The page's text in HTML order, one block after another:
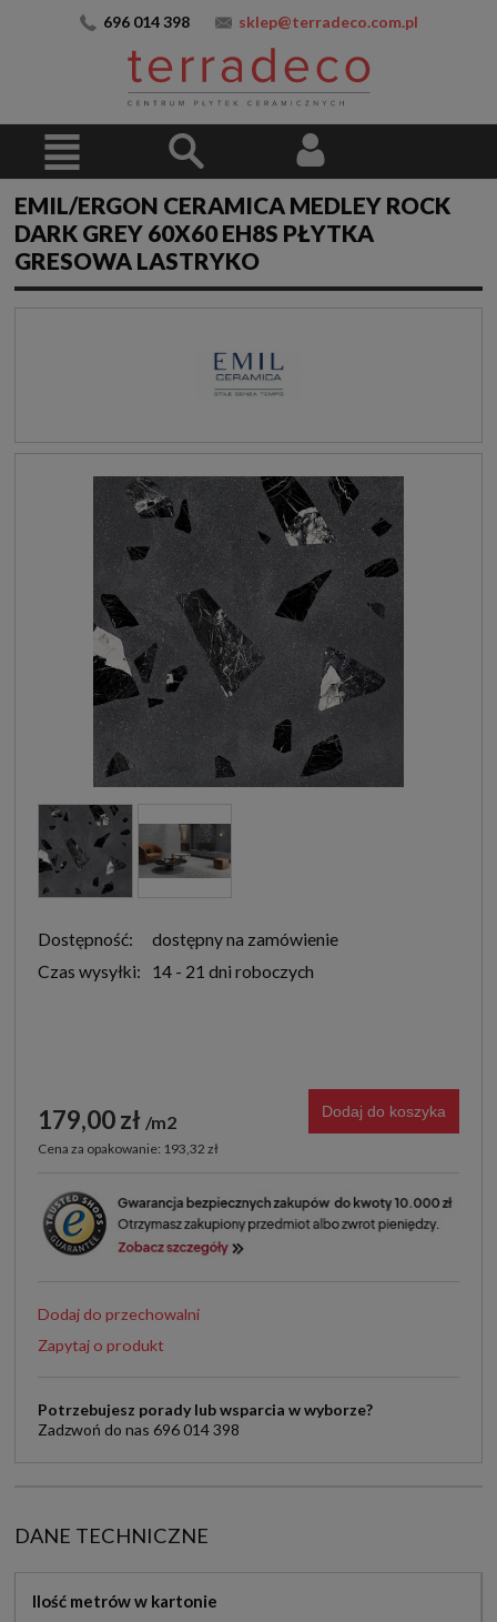
696 014 398 sklep@terradeco.com.pl
EMIL/ERGON CERAMICA MEDLEY ROCK
DARK GREY 60X60 EH8S PŁYTKA
GRESOWA LASTRYKO
Dostępność:
dostępny na zamówienie
Czas wysyłki:
14 - 21 dni roboczych
179,00 zł m2
Cena za opakowanie: 193,32 zł
Dodaj do koszyka
Dodaj do przechowalni
Zapytaj o produkt
Potrzebujesz porady lub wsparcia w wyborze?
Zadzwoń do nas 696 014 398
DANE TECHNICZNE
Ilość metrów w kartonie